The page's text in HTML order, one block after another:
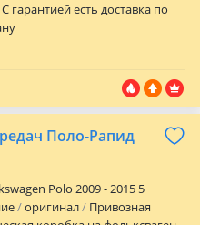
гарантией есть доставка по
Поло-Рапид
Polo 2009 - 2015 5
оригинал
Привозная